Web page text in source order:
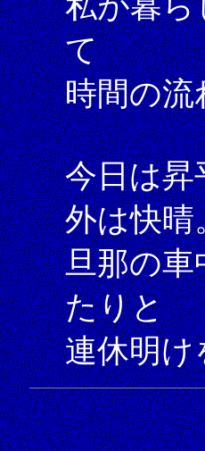
て
時間の
今日は昇
外は快晴
旦那の車
たりと
連休明け